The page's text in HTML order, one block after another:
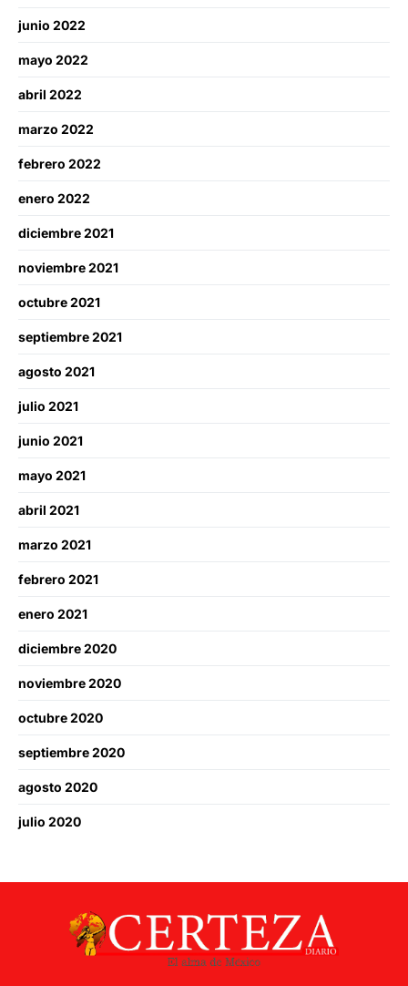
junio 2022
mayo 2022
abril 2022
marzo 2022
febrero 2022
enero 2022
diciembre 2021
noviembre 2021
octubre 2021
septiembre 2021
agosto 2021
julio 2021
junio 2021
mayo 2021
abril 2021
marzo 2021
febrero 2021
enero 2021
diciembre 2020
noviembre 2020
octubre 2020
septiembre 2020
agosto 2020
julio 2020